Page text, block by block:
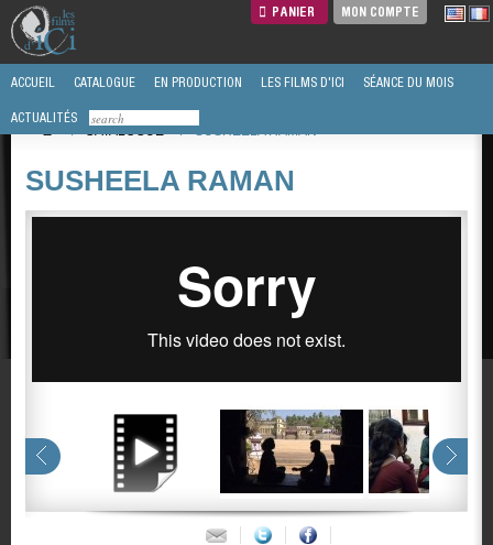
PANIER MON COMPTE
ACCUEIL CATALOGUE EN PRODUCTION LES FILMS D'ICI SÉANCE DU MOIS
ACTUALITÉS
/
CATALOGUE / SUSHEELA RAMAN
SUSHEELA RAMAN